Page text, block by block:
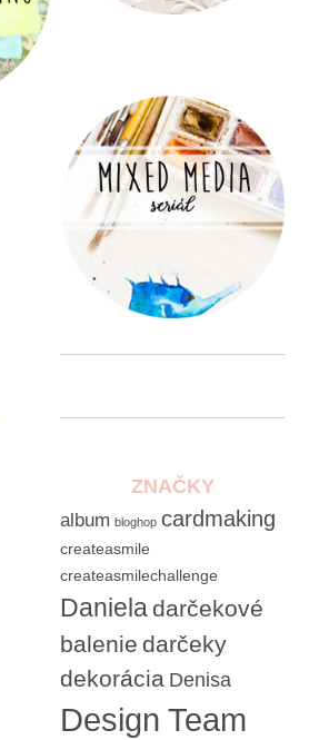
ZNAČKY
album bloghop cardmaking
createasmile
createasmilechallenge
Daniela darčekové
balenie darčeky
dekorácia Denisa
Design Team